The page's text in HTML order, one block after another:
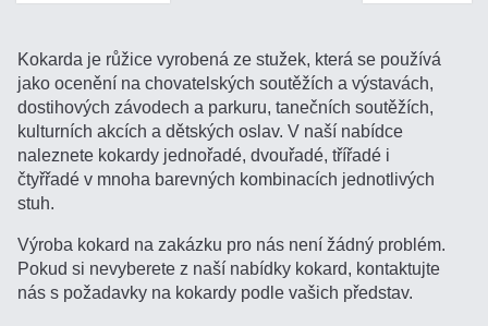
Kokarda je růžice vyrobená ze stužek, která se používá
jako ocenění na chovatelských soutěžích a výstavách,
dostihových závodech a parkuru, tanečních soutěžích,
kulturních akcích a dětských oslav. V naší nabídce
naleznete kokardy jednořadé, dvouřadé, třířadé i
čtyřřadé v mnoha barevných kombinacích jednotlivých
stuh.
Výroba kokard na zakázku pro nás není žádný problém.
Pokud si nevyberete z naší nabídky kokard, kontaktujte
nás s požadavky na kokardy podle vašich představ.